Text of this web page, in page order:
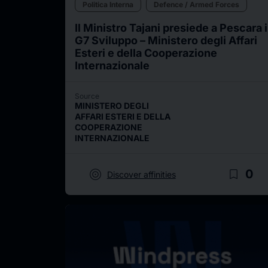
Politica Interna Defence / Armed Forces
Il Ministro Tajani presiede a Pescara
G7 Sviluppo – Ministero degli Affari
Esteri e della Cooperazione
Internazionale
Source
MINISTERO DEGLI
AFFARI ESTERI E DELLA
COOPERAZIONE
INTERNAZIONALE
target Discover affinities bookmark_border 0